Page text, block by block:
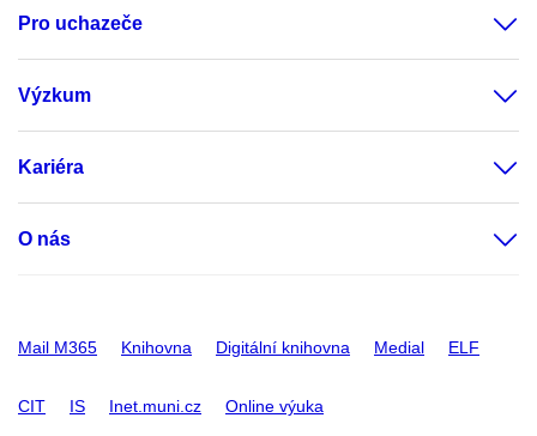
Pro uchazeče
Výzkum
Kariéra
O nás
Mail M365 Knihovna Digitální knihovna Medial ELF
CIT IS Inet.muni.cz Online výuka